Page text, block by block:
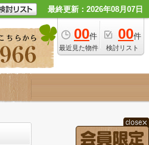
最終更新：2026年08月07日
00件
最近見た物件
00件
検討リスト